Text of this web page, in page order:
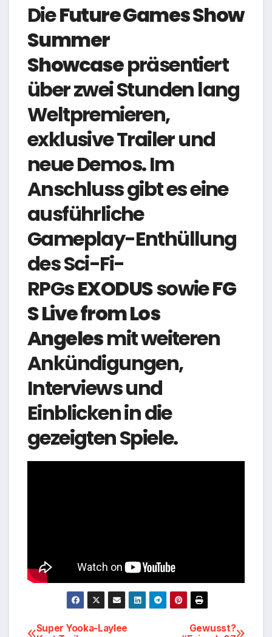
DieFuture Games Show
Summer
Showcasepräsentiert
über zwei Stunden lang
Weltpremieren,
exklusive Trailer und
neue Demos. Im
Anschluss gibt es eine
ausführliche
Gameplay-Enthüllung
des Sci-Fi-
RPGsEXODUSsowieFG
S Live from Los
Angelesmit weiteren
Ankündigungen,
Interviews und
Einblicken in die
gezeigten Spiele.
Gewusst?
Super Yooka-Laylee